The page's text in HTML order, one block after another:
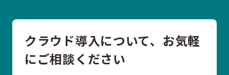
クラウド導入について、お気軽
にご相談ください